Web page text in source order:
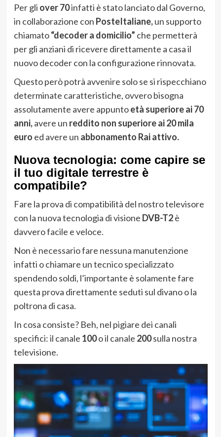
Per gli over 70infatti è stato lanciato dal Governo,
in collaborazione con PosteItaliane,un supporto
chiamato“decoder a domicilio” che permetterà
per gli anziani di ricevere direttamente a casa il
nuovo decoder con la configurazione rinnovata.
Questo però potrà avvenire solo se si rispecchiano
determinate caratteristiche, ovvero bisogna
assolutamente avere appuntoetà superiore ai 70
anni,avere un reddito non superiore ai 20 mila
euro ed avere un abbonamento Rai attivo.
Nuova tecnologia: come capire se
il tuo digitale terrestre è
compatibile?
Fare la prova di compatibilità del nostro televisore
con la nuova tecnologia di visione DVB-T2è
davvero facile e veloce.
Non è necessario fare nessuna manutenzione
infatti o chiamare un tecnico specializzato
spendendo soldi, l’importante è solamente fare
questa prova direttamente seduti sul divano o la
poltrona di casa.
In cosa consiste? Beh, nel pigiare dei canali
specifici: il canale 100o il canale 200sulla nostra
televisione.